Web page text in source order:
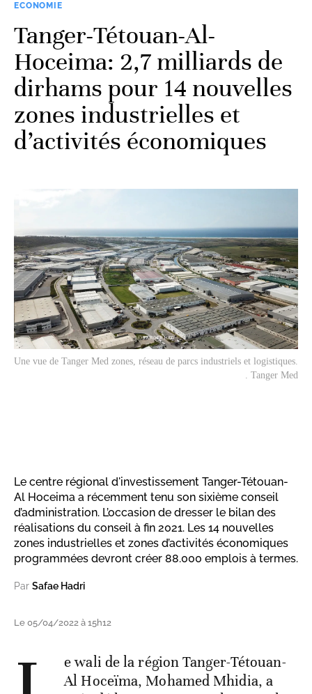
ECONOMIE
Tanger-Tétouan-Al-
Hoceima: 2,7 milliards de
dirhams pour 14 nouvelles
zones industrielles et
d’activités économiques
Une vue de Tanger Med zones, réseau de parcs industriels et logistiques.
. Tanger Med
Le centre régional d'investissement Tanger-Tétouan-
Al Hoceima a récemment tenu son sixième conseil
d’administration. L’occasion de dresser le bilan des
réalisations du conseil à fin 2021. Les 14 nouvelles
zones industrielles et zones d’activités économiques
programmées devront créer 88.000 emplois à termes.
Par Safae Hadri
Le 05/04/2022 à 15h12
e wali de la région Tanger-Tétouan-
Al Hoceïma, Mohamed Mhidia, a